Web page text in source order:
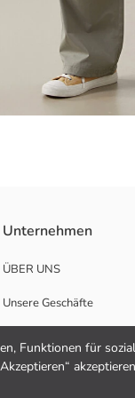
Funktionen für
Unternehmen
ÜBER UNS
Unsere Geschäfte
Unterstützung für